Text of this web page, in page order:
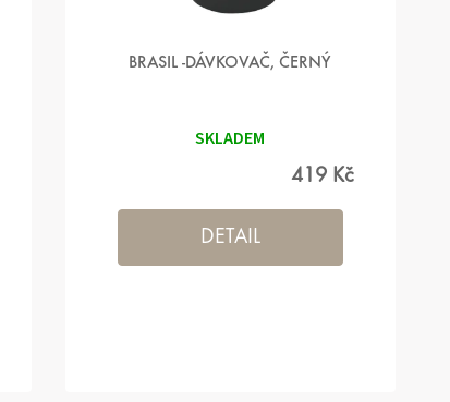
BRASIL -DÁVKOVAČ, ČERNÝ
SKLADEM
419 Kč
DETAIL